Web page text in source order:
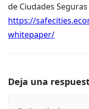
de Ciudades
https://
whitepaper/
Deja una